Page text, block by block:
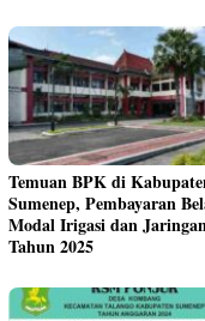
Temuan BPK di
Sumenep, Pembayaran
Modal Irigasi dan
Tahun 2025